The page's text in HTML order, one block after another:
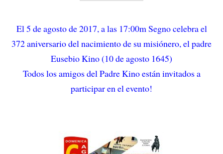
El 5 de agosto de 2017, a las 17:00m Segno celebra el
372 aniversario del nacimiento de su misiónero, el padre
Eusebio Kino (10 de agosto 1645)
Todos los amigos del Padre Kino están invitados a
participar en el evento!